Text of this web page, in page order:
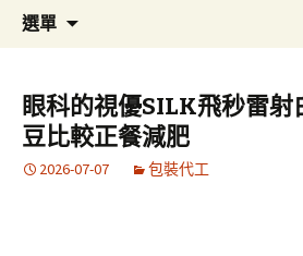
選單
容
區
眼科的視優SILK飛秒雷
豆比較正餐減肥
2026-07-07 包裝代工